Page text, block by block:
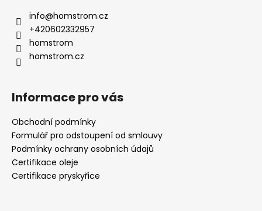
info@homstrom.cz
+420602332957
homstrom
homstrom.cz
Informace pro vás
Obchodní podmínky
Formulář pro odstoupení od smlouvy
Podmínky ochrany osobních údajů
Certifikace oleje
Certifikace pryskyřice